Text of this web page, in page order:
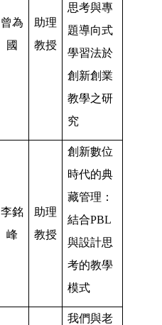
曾為
國
助理
教授
思考與專
題導向式
學習法於
創新創業
教學之研
究
李銘
峰
助理
教授
創新數位
時代的典
藏管理：
結合PBL
與設計思
考的教學
模式
我們與老